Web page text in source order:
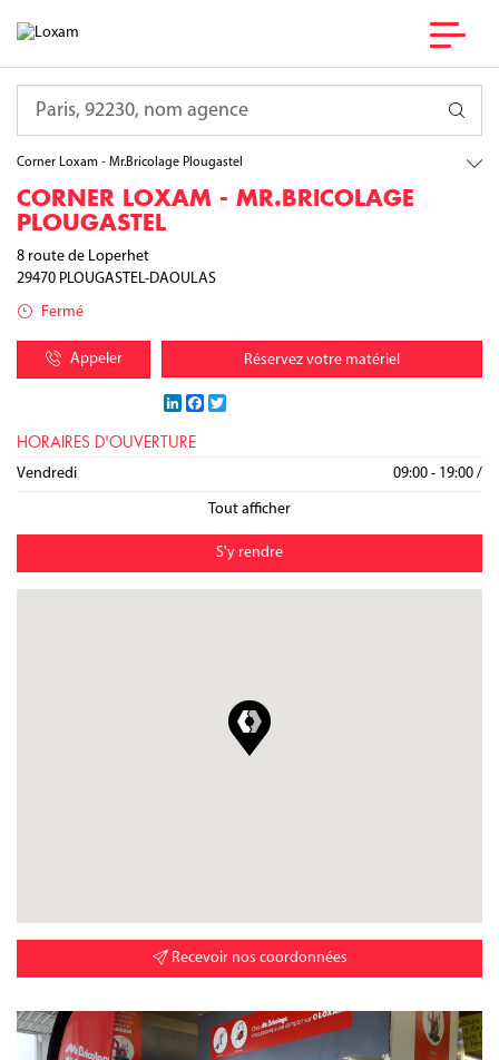
France
Corner Loxam - Mr.Bricolage Plougastel
CORNER LOXAM - MR.BRICOLAGE
PLOUGASTEL
8 route de Loperhet
29470 PLOUGASTEL-DAOULAS
Fermé
Appeler Réservez votre matériel
LinkedInFacebook
HORAIRES D'OUVERTURE
Lundi 09:00 - 19:00 /
Mardi 09:00 - 19:00 /
Mercredi 09:00 - 19:00 /
Jeudi 09:00 - 19:00 /
Vendredi 09:00 - 19:00 /
Tout afficher
S'y rendre
Recevoir nos coordonnées